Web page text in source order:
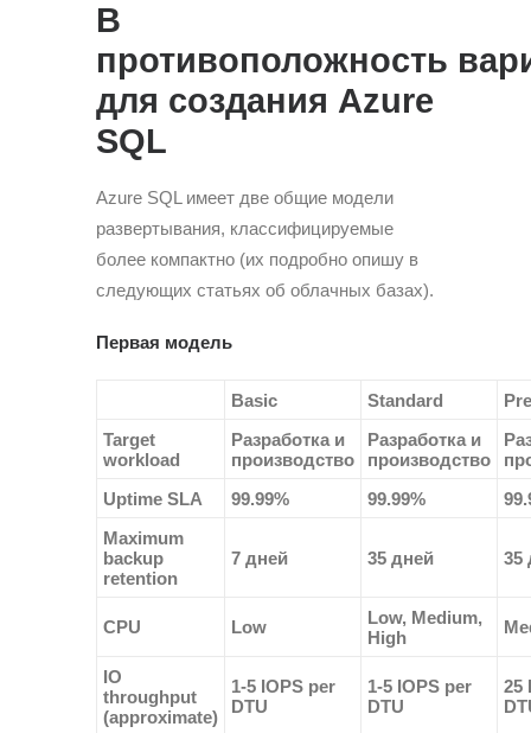
В
противоположность
для создания Azure
SQL
Azure SQL имеет две общие модели
развертывания, классифицируемые
более компактно (их подробно опишу в
следующих статьях об облачных базах).
Первая модель
Basic Standard
Target
workload
Разработка и
производство
Разработка и
производство
Uptime SLA
99.99% 99.99%
Maximum
backup
retention
7 дней 35 дней 35
CPU Low
Low, Medium,
High
IO
throughput
(approximate)
1-5 IOPS per
DTU
1-5 IOPS per
DTU
25